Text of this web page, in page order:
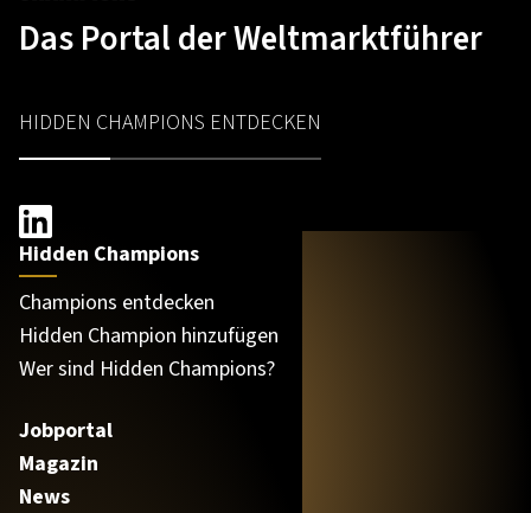
Das Portal der Weltmarktführer
HIDDEN CHAMPIONS ENTDECKEN
Hidden Champions
Champions entdecken
Hidden Champion hinzufügen
Wer sind Hidden Champions?
Jobportal
Magazin
News